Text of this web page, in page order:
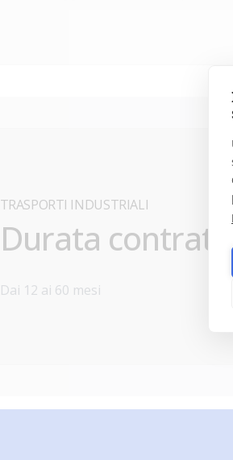
TRASPORTI INDUSTRIALI
Durata
Dai 12 ai 60 mesi